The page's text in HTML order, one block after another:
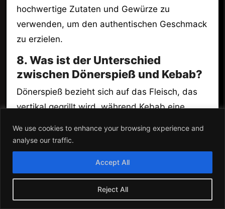
We use cookies to enhance your browsing experience and
analyse our traffic.
Reject All
Accept All
hochwertige Zutaten und Gewürze zu
verwenden, um den authentischen Geschmack
zu erzielen.
8. Was ist der Unterschied
zwischen Dönerspieß und Kebab?
Dönerspieß bezieht sich auf das Fleisch, das
vertikal gegrillt wird, während Kebab eine
ist. Beide sind jedoch sehr beliebt.
9. Gibt es spezielle türkische
Desserts?
Ja, beliebte türkische Desserts sind Baklava,